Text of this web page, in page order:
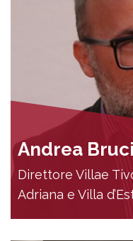
Andrea
Direttore Villae
Adriana e Villa